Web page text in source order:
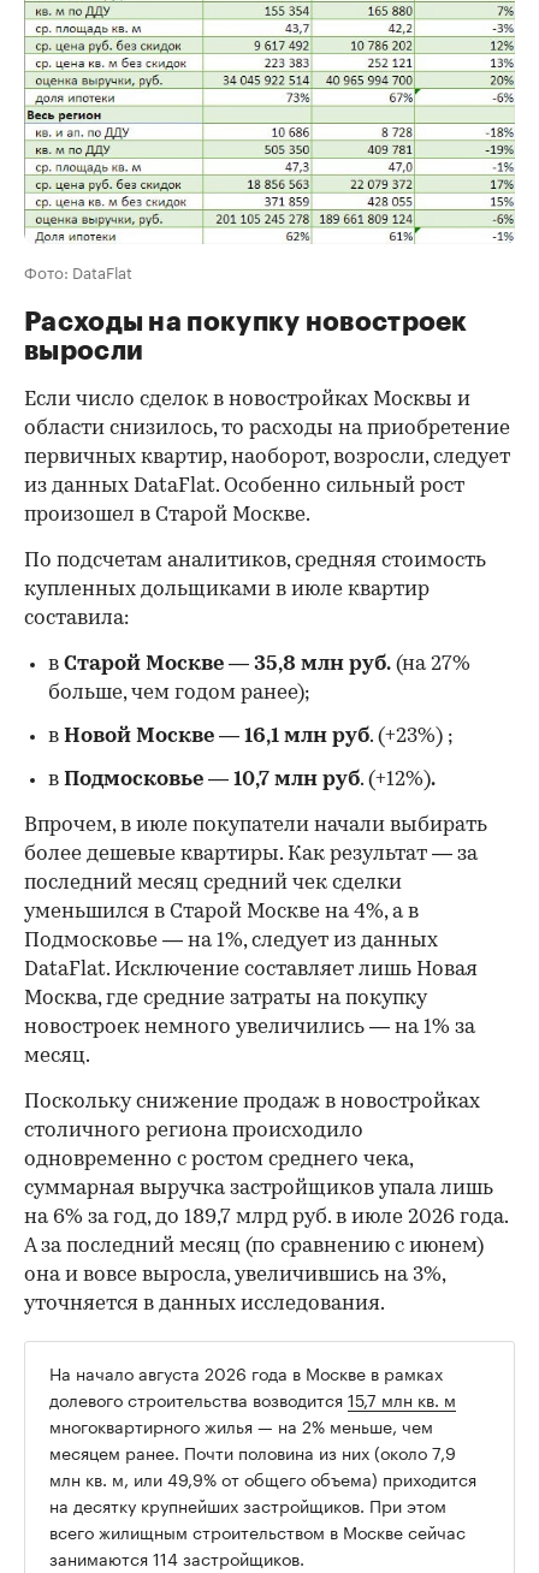
Фото: DataFlat
Расходы на покупку новостроек
выросли
Если число сделок в новостройках Москвы и
области снизилось, то расходы на приобретение
первичных квартир, наоборот, возросли, следует
из данных DataFlat. Особенно сильный рост
произошел в Старой Москве.
По подсчетам аналитиков, средняя стоимость
купленных дольщиками в июле квартир
составила:
в Старой Москве — 35,8 млн руб. (на 27%
больше, чем годом ранее);
в Новой Москве — 16,1 млн руб. (+23%) ;
в Подмосковье — 10,7 млн руб. (+12%).
Впрочем, в июле покупатели начали выбирать
более дешевые квартиры. Как результат — за
последний месяц средний чек сделки
уменьшился в Старой Москве на 4%, а в
Подмосковье — на 1%, следует из данных
DataFlat. Исключение составляет лишь Новая
Москва, где средние затраты на покупку
новостроек немного увеличились — на 1% за
месяц.
Поскольку снижение продаж в новостройках
столичного региона происходило
одновременно с ростом среднего чека,
суммарная выручка застройщиков упала лишь
на 6% за год, до 189,7 млрд руб. в июле 2026 года.
А за последний месяц (по сравнению с июнем)
она и вовсе выросла, увеличившись на 3%,
уточняется в данных исследования.
На начало августа 2026 года в Москве в рамках
долевого строительства возводится15,7 млн кв. м
многоквартирного жилья — на 2% меньше, чем
месяцем ранее. Почти половина из них (около 7,9
млн кв. м, или 49,9% от общего объема) приходится
на десятку крупнейших застройщиков. При этом
всего жилищным строительством в Москве сейчас
занимаются 114 застройщиков.